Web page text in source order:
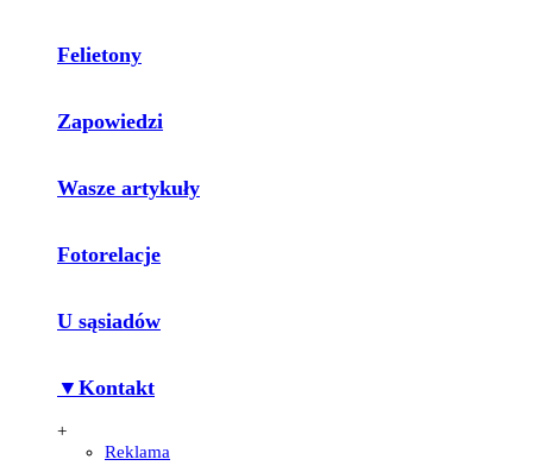
Felietony
Zapowiedzi
Wasze artykuły
Fotorelacje
U sąsiadów
▼Kontakt
+
Reklama